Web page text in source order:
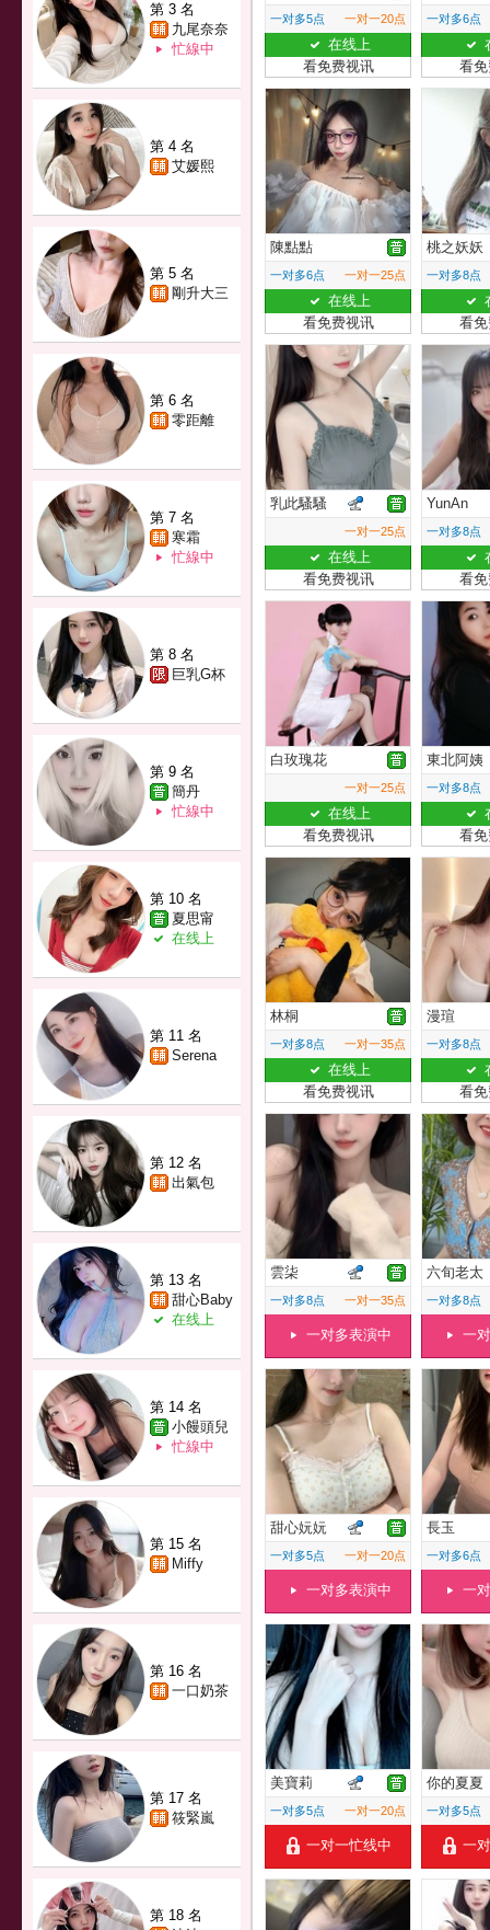
第 3 名
九尾奈奈
忙線中
第 4 名
艾媛熙
第 5 名
剛升大三
第 6 名
零距離
第 7 名
寒霜
忙線中
第 8 名
巨乳G杯
第 9 名
簡丹
忙線中
第 10 名
夏思甯
在线上
第 11 名
Serena
第 12 名
出氣包
第 13 名
甜心Baby
在线上
第 14 名
小饅頭兒
忙線中
第 15 名
Miffy
第 16 名
一口奶茶
第 17 名
筱緊嵐
第 18 名
一对多5点 一对一20点
在线上
看免费视讯
一对多6点
看
陳點點
一对多6点 一对一25点
在线上
看免费视讯
桃之妖妖
一对多8点
看
乳此騷騷
一对一25点
在线上
看免费视讯
YunAn
一对多8点
看
白玫瑰花
一对一25点
在线上
看免费视讯
東北阿姨
一对多8点
看
林桐
一对多8点 一对一35点
在线上
看免费视讯
漫瑄
一对多8点
看
雲柒
一对多8点 一对一35点
一对多表演中
六旬老太
一对多8点
一
甜心妧妧
一对多5点 一对一20点
一对多表演中
長玉
一对多6点
一
美寶莉
一对多5点 一对一20点
一对一忙线中
你的夏夏
一对多5点
一